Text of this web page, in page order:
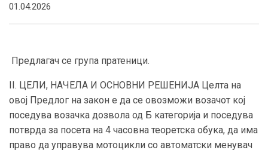
01.04.2026
Предлагач се група пратеници.
II. ЦЕЛИ, НАЧЕЛА И ОСНОВНИ РЕШЕНИЈА Целта на
овој Предлог на закон е да се овозможи возачот кој
поседува возачка дозвола од Б категорија и поседува
потврда за посета на 4 часовна теоретска обука, да има
право да управува мотоцикли со автоматски менувач